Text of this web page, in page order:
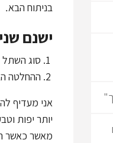
בניתוח הבא.
ישנם
סוג השתל
ההחלטה
אני מעדיף
יותר יפות
מאשר כאשר